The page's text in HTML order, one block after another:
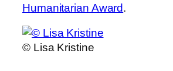
Humanitarian Award.
© Lisa Kristine